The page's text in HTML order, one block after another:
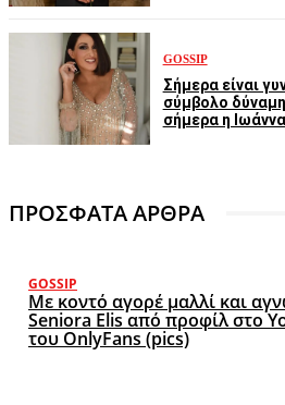
GOSSIP
Σήμερα είναι
σύμβολο
σήμερα η
ΠΡΟΣΦΑΤΑ ΑΡΘΡΑ
GOSSIP
Με κοντό αγορέ μαλλί και
Seniora Elis από προφίλ στο
του OnlyFans (pics)